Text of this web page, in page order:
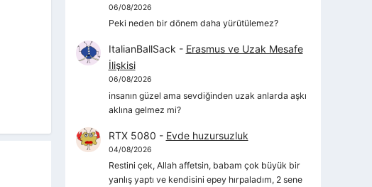
06/08/2026
Peki neden bir dönem daha yürütülemez?
ItalianBallSack - Erasmus ve Uzak Mesafe
İlişkisi
06/08/2026
insanın güzel ama sevdiğinden uzak anlarda aşkı
aklına gelmez mi?
RTX 5080 - Evde huzursuzluk
04/08/2026
Restini çek, Allah affetsin, babam çok büyük bir
yanlış yaptı ve kendisini epey hırpaladım, 2 sene